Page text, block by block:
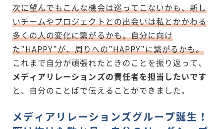
次に望んでもこんな機会は巡ってこないかも、新し
いチームやプロジェクトとの出会いは私とかかわる
多くの人の変化に繋がるかも。自分に向け
た”HAPPY”が、周りへの”HAPPY”に繋がるかも。
これまで自分が頑張れたときのことを振り返って、
メディアリレーションズの責任者を担当したいです
と、自分のことばで伝えることができました。
メディアリレーションズグループ誕生！